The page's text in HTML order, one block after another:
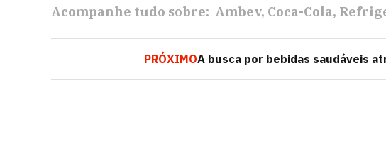
Acompanhe tudo sobre: Ambev Coca-Cola
PRÓXIMOA busca por bebidas saudáveis